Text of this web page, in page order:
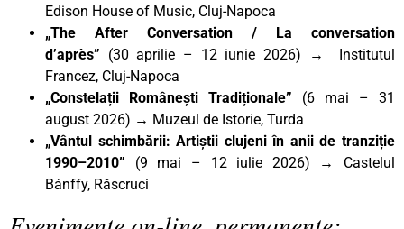
Edison House of Music, Cluj-Napoca
„The After Conversation / La conversation
d’après” (30 aprilie – 12 iunie 2026) → Institutul
Francez, Cluj-Napoca
„Constelații Românești Tradiționale” (6 mai – 31
august 2026) → Muzeul de Istorie, Turda
„Vântul schimbării: Artiștii clujeni în anii de tranziție
1990–2010” (9 mai – 12 iulie 2026) → Castelul
Bánffy, Răscruci